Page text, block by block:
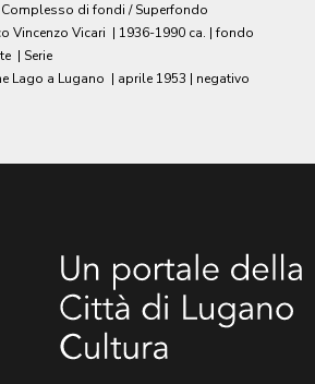
Complesso di fondi / Superfondo
Vincenzo Vicari | 1936-1990 ca. | fondo
| Serie
Lago a Lugano | aprile 1953 | negativo